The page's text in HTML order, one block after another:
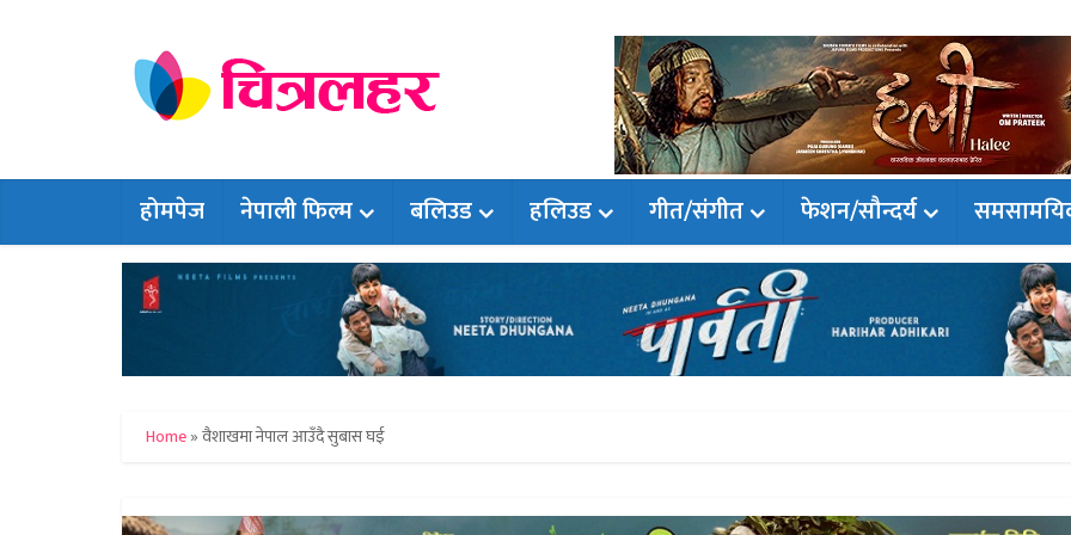
होमपेज नेपाली फिल्म बलिउड हलिउड गीत/संगीत फेशन/सौन्दर्य
Home»वैशाखमा नेपाल आउँदै सुबास घई